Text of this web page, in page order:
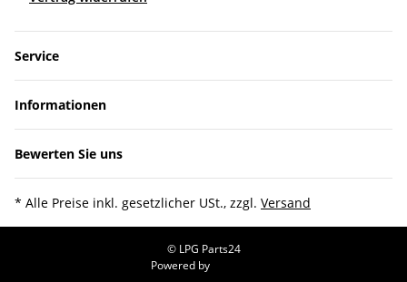
Service
Informationen
Bewerten Sie uns
* Alle Preise inkl. gesetzlicher USt., zzgl. Versand
© LPG Parts24
Powered by